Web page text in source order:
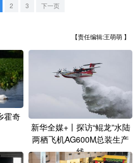
湖北
重庆
云南 西藏
青海
古
Français عربى
2 3 下一页
【责任编辑:王萌萌 】
霍奇
新华全媒+丨探访“鲲龙”水陆
两栖飞机AG600M总装生产
线